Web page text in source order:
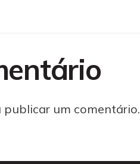
publicar um comentário.